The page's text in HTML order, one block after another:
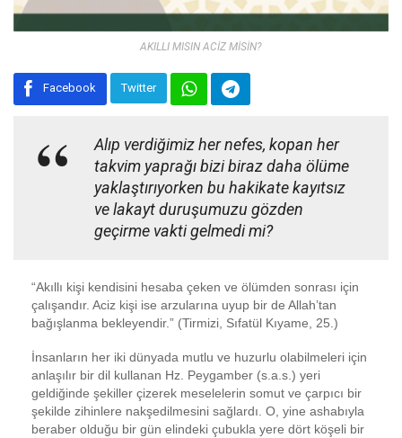
AKILLI MISIN ACİZ MİSİN?
Facebook Twitter
Alıp verdiğimiz her nefes, kopan her
takvim yaprağı bizi biraz daha ölüme
yaklaştırıyorken bu hakikate kayıtsız
ve lakayt duruşumuzu gözden
geçirme vakti gelmedi mi?
“Akıllı kişi kendisini hesaba çeken ve ölümden sonrası için
çalışandır. Aciz kişi ise arzularına uyup bir de Allah’tan
bağışlanma bekleyendir.” (Tirmizi, Sıfatül Kıyame, 25.)
İnsanların her iki dünyada mutlu ve huzurlu olabilmeleri için
anlaşılır bir dil kullanan Hz. Peygamber (s.a.s.) yeri
geldiğinde şekiller çizerek meselelerin somut ve çarpıcı bir
şekilde zihinlere nakşedilmesini sağlardı. O, yine ashabıyla
beraber olduğu bir gün elindeki çubukla yere dört köşeli bir